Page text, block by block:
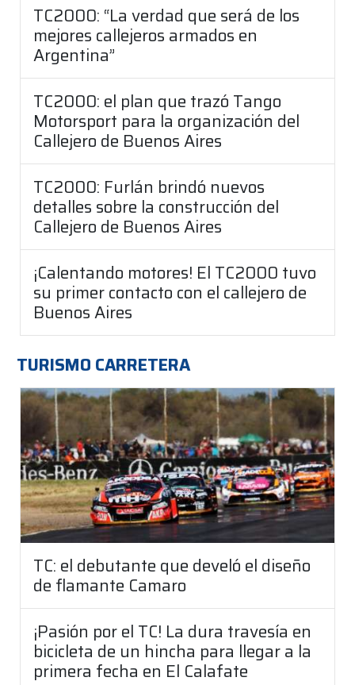
TC2000: “La verdad que será de los
mejores callejeros armados en
Argentina”
TC2000: el plan que trazó Tango
Motorsport para la organización del
Callejero de Buenos Aires
TC2000: Furlán brindó nuevos
detalles sobre la construcción del
Callejero de Buenos Aires
¡Calentando motores! El TC2000 tuvo
su primer contacto con el callejero de
Buenos Aires
TURISMO CARRETERA
TC: el debutante que develó el diseño
de flamante Camaro
¡Pasión por el TC! La dura travesía en
bicicleta de un hincha para llegar a la
primera fecha en El Calafate